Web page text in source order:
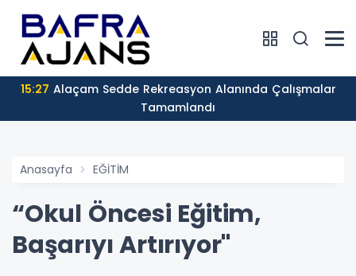
15:27
Tamamlandı
Anasayfa EĞİTİM
“Okul Öncesi Eğitim,
Başarıyı Artırıyor"